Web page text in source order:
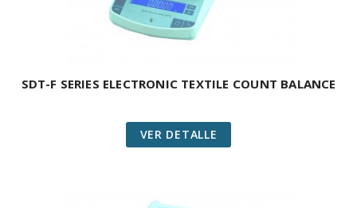
SDT-F SERIES ELECTRONIC TEXTILE COUNT BALANCE
VER DETALLE